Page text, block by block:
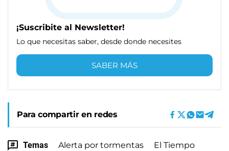
¡Suscribite al Newsletter!
Lo que necesitas saber, desde donde necesites
SABER MÁS
Para compartir en redes
Temas Alerta por tormentas El Tiempo